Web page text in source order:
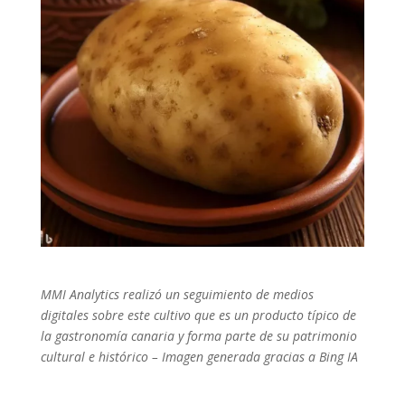
MMI Analytics realizó un seguimiento de medios
digitales sobre este cultivo que es un producto típico de
la gastronomía canaria y forma parte de su patrimonio
cultural e histórico – Imagen generada gracias a Bing IA